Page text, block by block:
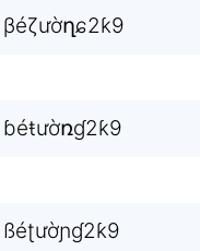
βéζườղɕ2ƙ9
ɓéŧườռɠ2ƙ9
ßéʈườɲɠ2ƙ9